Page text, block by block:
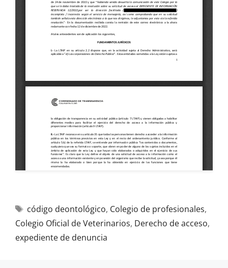
código deontológico, Colegio de profesionales,
Colegio Oficial de Veterinarios, Derecho de acceso,
expediente de denuncia